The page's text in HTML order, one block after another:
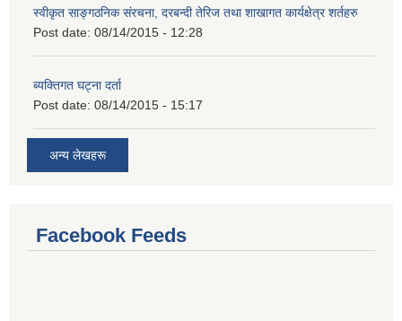
स्वीकृत साङ्गठनिक संरचना, दरबन्दी तेरिज तथा शाखागत कार्यक्षेत्र शर्तहरु
Post date: 08/14/2015 - 12:28
ब्यक्तिगत घट्ना दर्ता
Post date: 08/14/2015 - 15:17
अन्य लेखहरू
Facebook Feeds